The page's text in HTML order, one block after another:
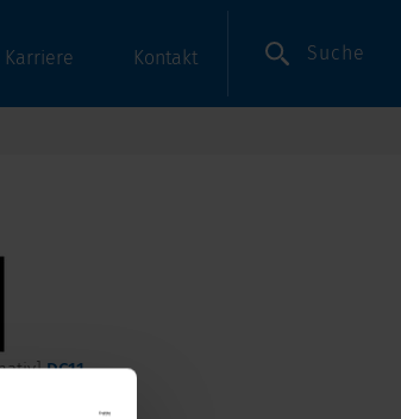
Karriere Kontakt Suche
DC11